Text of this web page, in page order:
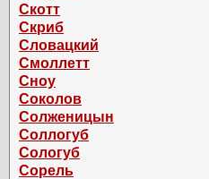
Скотт
Скриб
Словацкий
Смоллетт
Сноу
Соколов
Солженицын
Соллогуб
Сологуб
Сорель